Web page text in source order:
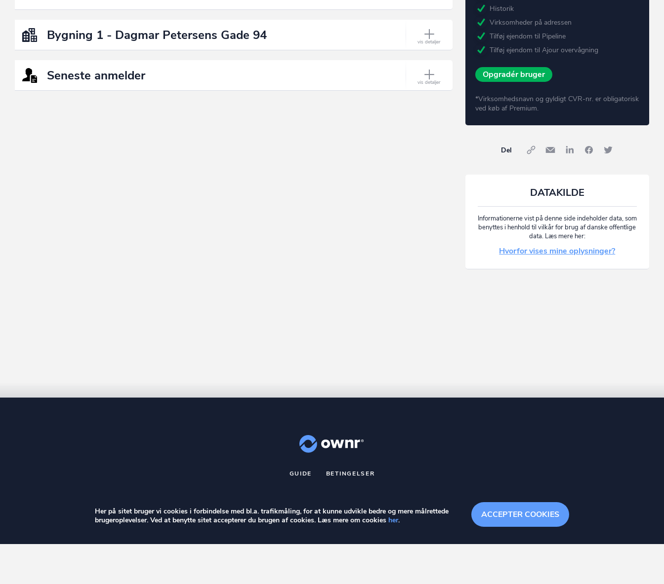
Bygning 1 - Dagmar Petersens Gade 94
Seneste anmelder
Historik
Virksomheder på adressen
Tilføj ejendom til Pipeline
Tilføj ejendom til Ajour overvågning
Opgradér bruger
*Virksomhedsnavn og gyldigt CVR-nr. er obligatorisk
ved køb af Premium.
Del
DATAKILDE
Informationerne vist på denne side indeholder data, som
benyttes i henhold til vilkår for brug af danske offentlige
data. Læs mere her:
Hvorfor vises mine oplysninger?
GUIDE BETINGELSER
Stationsparken 26. 2., 2600 Glostrup, info@ownr.dk
ACCEPTER COOKIES
Her på sitet bruger vi cookies i forbindelse med bl.a. trafikmåling, for at kunne udvikle bedre og mere målrettede
brugeroplevelser. Ved at benytte sitet accepterer du brugen af cookies. Læs mere om cookies her.